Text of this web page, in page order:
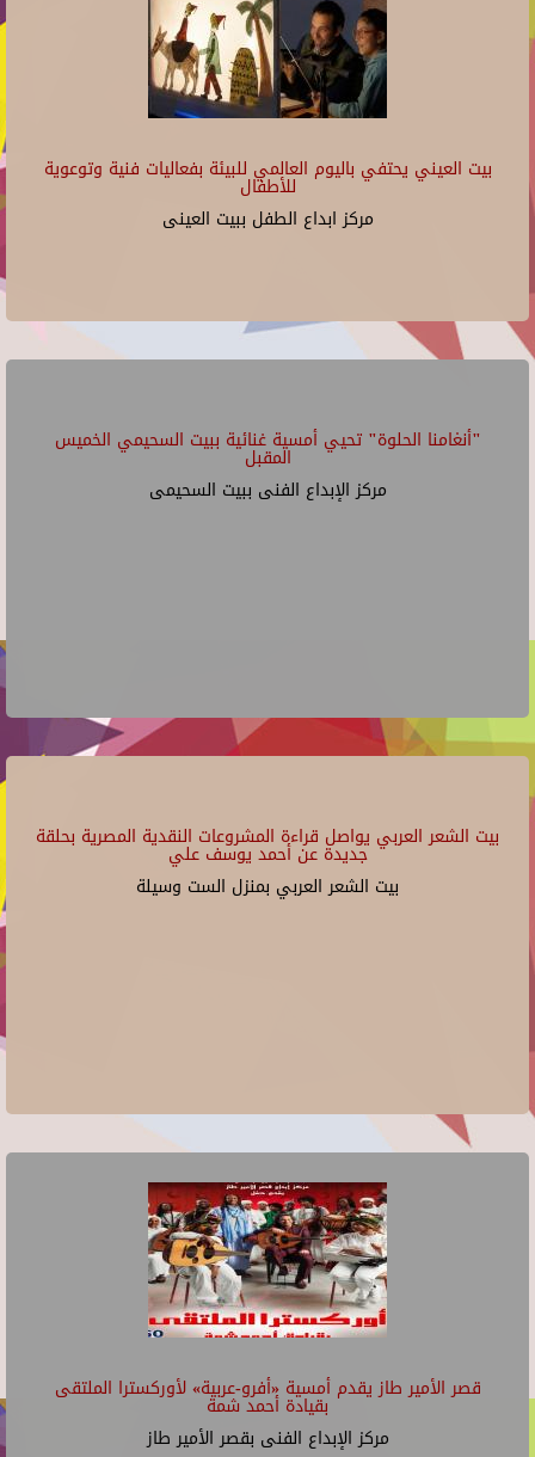
بيت العيني يحتفي باليوم العالمي للبيئة بفعاليات فنية وتوعوية
للأطفال
مركز ابداع الطفل ببيت العينى
"أنغامنا الحلوة" تحيي أمسية غنائية ببيت السحيمي الخميس
المقبل
مركز الإبداع الفنى ببيت السحيمى
بيت الشعر العربي يواصل قراءة المشروعات النقدية المصرية بحلقة
جديدة عن أحمد يوسف علي
بيت الشعر العربي بمنزل الست وسيلة
قصر الأمير طاز يقدم أمسية «أفرو-عربية» لأوركسترا الملتقى
بقيادة أحمد شمة
مركز الإبداع الفنى بقصر الأمير طاز